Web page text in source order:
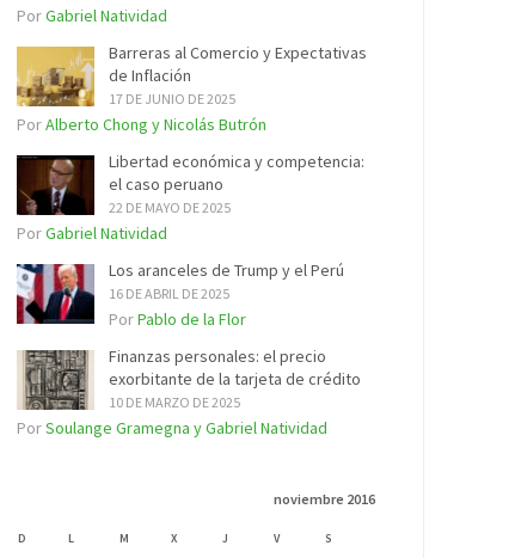
PorGabriel Natividad
Barreras al Comercio y Expectativas
de Inflación
17 DE JUNIO DE 2025
PorAlberto Chong y Nicolás Butrón
Libertad económica y competencia:
el caso peruano
22 DE MAYO DE 2025
PorGabriel Natividad
Los aranceles de Trump y el Perú
16 DE ABRIL DE 2025
PorPablo de la Flor
Finanzas personales: el precio
exorbitante de la tarjeta de crédito
10 DE MARZO DE 2025
PorSoulange Gramegna y Gabriel Natividad
noviembre 2016
D L M X J V S